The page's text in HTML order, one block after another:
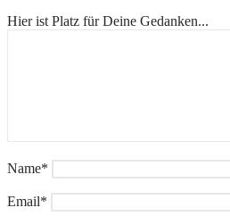
Hier ist Platz für Deine Gedanken...
Name*
Email*